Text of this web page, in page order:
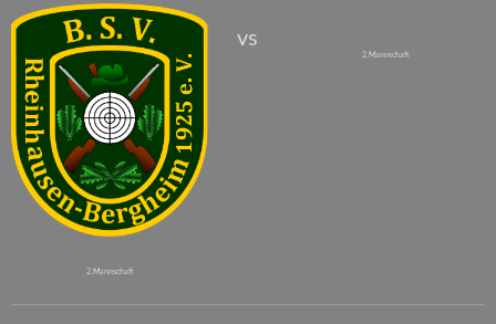
2. Mannschaft
vs
2. Mannschaft